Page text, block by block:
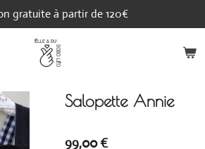
gratuite à partir de 120€
Salopette Annie
99,00 €